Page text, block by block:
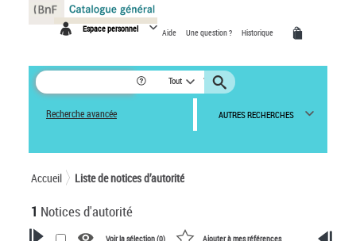
Espace personnel Aide Une question ? Historique
Tout
Recherche avancée AUTRES RECHERCHES
Accueil Liste de notices d’autorité
1 Notices d'autorité
Voir la sélection (0) Ajouter à mes références
Panneau de gestion des cookies